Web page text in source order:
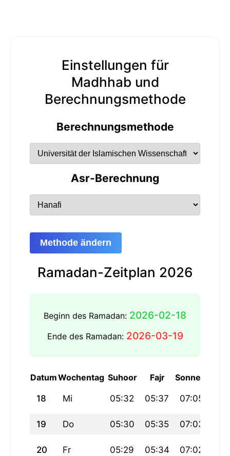
Einstellungen für
Madhhab und
Berechnungsmethode
Berechnungsmethode
Asr-Berechnung
Methode ändern
Ramadan-Zeitplan 2026
Beginn des Ramadan: 2026-02-18
Ende des Ramadan: 2026-03-19
DatumWochentag Suhoor Fajr
18 Mi 05:32 05:37 07:05
19 Do 05:30 05:35 07:03
20 Fr 05:29 05:34 07:02